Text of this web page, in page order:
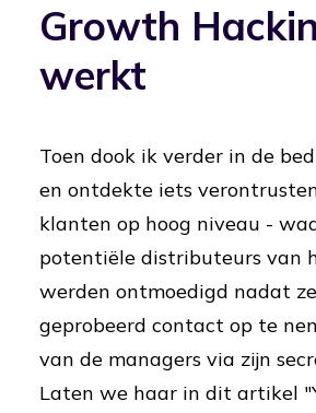
Growth
werkt
Toen dook ik verder in de
en ontdekte iets
klanten op hoog niveau -
potentiële distributeurs van
werden ontmoedigd nadat
geprobeerd contact op te
van de managers via zijn
Laten we haar in dit artikel